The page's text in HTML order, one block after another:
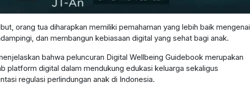
orang tua diharapkan memiliki pemahaman yang lebih baik mengenai
dan membangun kebiasaan digital yang sehat bagi anak.
bahwa peluncuran Digital Wellbeing Guidebook merupakan
platform digital dalam mendukung edukasi keluarga sekaligus
regulasi perlindungan anak di Indonesia.